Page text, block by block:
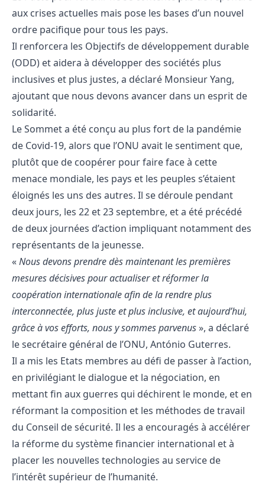
aux crises actuelles mais pose les bases d’un nouvel
ordre pacifique pour tous les pays.
Il renforcera les Objectifs de développement durable
(ODD) et aidera à développer des sociétés plus
inclusives et plus justes, a déclaré Monsieur Yang,
ajoutant que nous devons avancer dans un esprit de
solidarité.
Le Sommet a été conçu au plus fort de la pandémie
de Covid-19, alors que l’ONU avait le sentiment que,
plutôt que de coopérer pour faire face à cette
menace mondiale, les pays et les peuples s’étaient
éloignés les uns des autres. Il se déroule pendant
deux jours, les 22 et 23 septembre, et a été précédé
de deux journées d’action impliquant notamment des
représentants de la jeunesse.
«Nous devons prendre dès maintenant les premières
mesures décisives pour actualiser et réformer la
coopération internationale afin de la rendre plus
interconnectée, plus juste et plus inclusive, et aujourd’hui,
grâce à vos efforts, nous y sommes parvenus», a déclaré
le secrétaire général de l’ONU, António Guterres.
Il a mis les Etats membres au défi de passer à l’action,
en privilégiant le dialogue et la négociation, en
mettant fin aux guerres qui déchirent le monde, et en
réformant la composition et les méthodes de travail
du Conseil de sécurité. Il les a encouragés à accélérer
la réforme du système financier international et à
placer les nouvelles technologies au service de
l’intérêt supérieur de l’humanité.